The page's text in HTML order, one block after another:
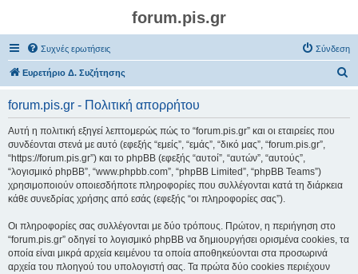
forum.pis.gr
Συχνές ερωτήσεις Σύνδεση
Ευρετήριο Δ. Συζήτησης
forum.pis.gr - Πολιτική απορρήτου
Αυτή η πολιτική εξηγεί λεπτομερώς πώς το “forum.pis.gr” και οι εταιρείες που
συνδέονται στενά με αυτό (εφεξής “εμείς”, “εμάς”, “δικό μας”, “forum.pis.gr”,
“https://forum.pis.gr”) και το phpBB (εφεξής “αυτοί”, “αυτών”, “αυτούς”,
“λογισμικό phpBB”, “www.phpbb.com”, “phpBB Limited”, “phpBB Teams”)
χρησιμοποιούν οποιεσδήποτε πληροφορίες που συλλέγονται κατά τη διάρκεια
κάθε συνεδρίας χρήσης από εσάς (εφεξής “οι πληροφορίες σας”).
Οι πληροφορίες σας συλλέγονται με δύο τρόπους. Πρώτον, η περιήγηση στο
“forum.pis.gr” οδηγεί το λογισμικό phpBB να δημιουργήσει ορισμένα cookies, τα
οποία είναι μικρά αρχεία κειμένου τα οποία αποθηκεύονται στα προσωρινά
αρχεία του πλοηγού του υπολογιστή σας. Τα πρώτα δύο cookies περιέχουν